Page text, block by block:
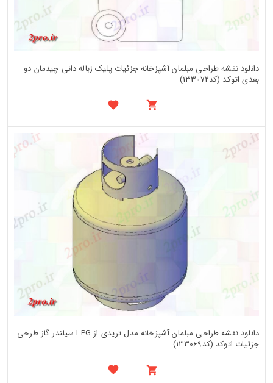
دانلود نقشه طراحی مبلمان آشپزخانه جزئیات پلیک زباله دانی چیدمان دو
بعدی اتوکد (کد133072)
دانلود نقشه طراحی مبلمان آشپزخانه مدل تریدی از LPG سیلندر گاز طرحی
جزئیات اتوکد (کد133069)